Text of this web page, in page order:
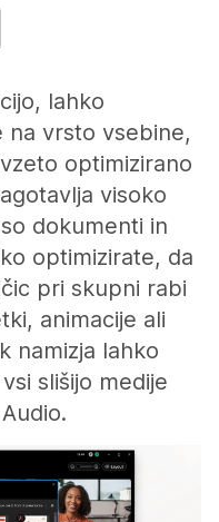
lahko
na vrsto vsebine,
optimizirano
visoko
dokumenti in
optimizirate, da
pri skupni rabi
animacije ali
namizja lahko
slišijo medije